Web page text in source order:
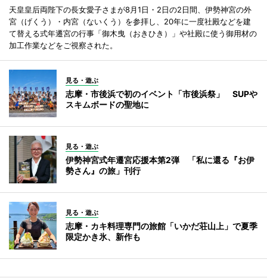
天皇皇后両陛下の長女愛子さまが8月1日・2日の2日間、伊勢神宮の外
宮（げくう）・内宮（ないくう）を参拝し、20年に一度社殿などを建
て替える式年遷宮の行事「御木曳（おきひき）」や社殿に使う御用材の
加工作業などをご視察された。
見る・遊ぶ
志摩・市後浜で初のイベント「市後浜祭」 SUPや
スキムボードの聖地に
見る・遊ぶ
伊勢神宮式年遷宮応援本第2弾 「私に還る『お伊
勢さん』の旅」刊行
見る・遊ぶ
志摩・カキ料理専門の旅館「いかだ荘山上」で夏季
限定かき氷、新作も